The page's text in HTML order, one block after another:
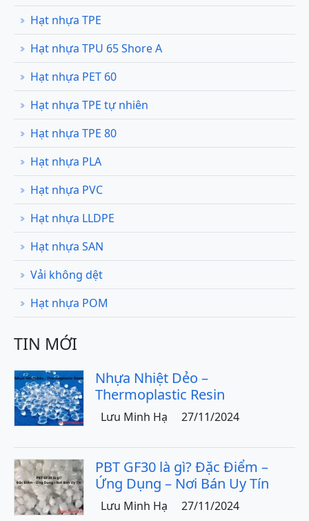
Hạt nhựa TPE
Hạt nhựa TPU 65 Shore A
Hạt nhựa PET 60
Hạt nhựa TPE tự nhiên
Hạt nhựa TPE 80
Hạt nhựa PLA
Hạt nhựa PVC
Hạt nhựa LLDPE
Hạt nhựa SAN
Vải không dệt
Hạt nhựa POM
TIN MỚI
Nhựa Nhiệt Dẻo –
Thermoplastic Resin
Lưu Minh Hạ 27/11/2024
PBT GF30 là gì? Đặc Điểm –
Ứng Dụng – Nơi Bán Uy Tín
Lưu Minh Hạ 27/11/2024